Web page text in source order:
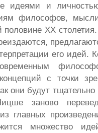
идеями и
философов,
половине XX
его идей.
с точки
они будут
заново
главных
множество